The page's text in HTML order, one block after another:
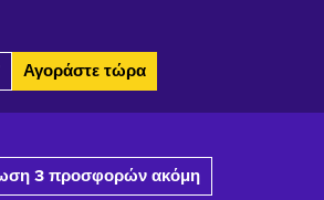
Αγοράστε τώρα
3 προσφορών ακόμη